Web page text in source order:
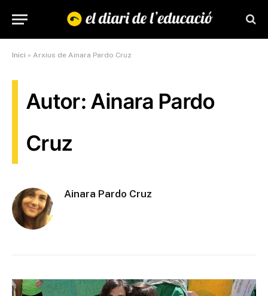
Inici » Arxius de Ainara Pardo Cruz
Autor: Ainara Pardo
Cruz
Ainara Pardo Cruz